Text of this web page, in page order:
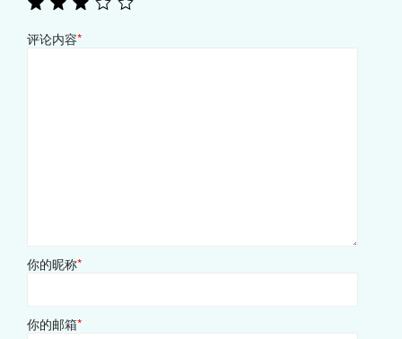
评论内容*
你的昵称*
你的邮箱*